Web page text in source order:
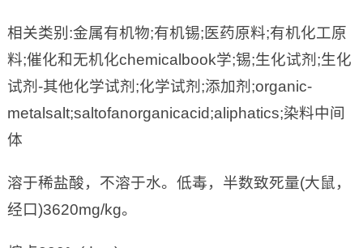
相关类别:金属有机物;有机锡;医药原料;有机化工原
料;催化和无机化chemicalbook学;锡;生化试剂;生化
试剂-其他化学试剂;化学试剂;添加剂;organic-
metalsalt;saltofanorganicacid;aliphatics;染料中间
体
溶于稀盐酸，不溶于水。低毒，半数致死量(大鼠，
经口)3620mg/kg。